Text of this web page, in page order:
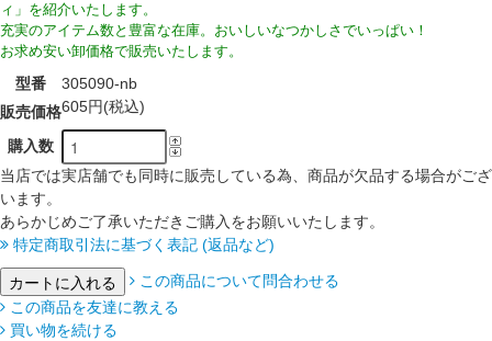
ィ」を紹介いたします。
充実のアイテム数と豊富な在庫。おいしいなつかしさでいっぱい！
お求め安い卸価格で販売いたします。
型番
305090-nb
販売価格605円(税込)
購入数
当店では実店舗でも同時に販売している為、商品が欠品する場合がござ
います。
あらかじめご了承いただきご購入をお願いいたします。
特定商取引法に基づく表記 (返品など)
この商品について問合わせる
この商品を友達に教える
買い物を続ける